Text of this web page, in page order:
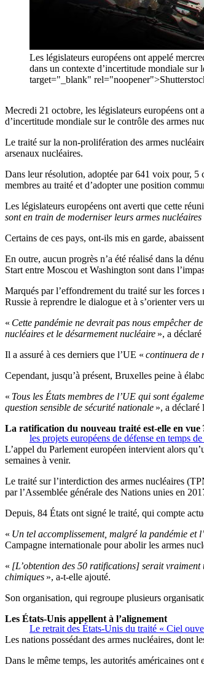
Les législateurs européens ont appelé
dans un contexte d’incertitude mondiale
target="_blank"
Mecredi 21 octobre, les législateurs européens
d’incertitude mondiale sur le contrôle des armes
Le traité sur la non-prolifération des armes
arsenaux nucléaires.
Dans leur résolution, adoptée par 641 voix pour, 5
membres au traité et d’adopter une position
Les législateurs européens ont averti que cette
sont en train de moderniser leurs armes
Certains de ces pays, ont-ils mis en garde,
En outre, aucun progrès n’a été réalisé dans la
Start entre Moscou et Washington sont dans
Marqués par l’effondrement du traité sur les
Russie à reprendre le dialogue et à s’orienter
« Cette pandémie ne devrait pas nous empêcher
nucléaires et le désarmement nucléaire », a
Il a assuré à ces derniers que l’UE « continuera de
Cependant, jusqu’à présent, Bruxelles peine à
« Tous les États membres de l’UE qui sont
question sensible de sécurité nationale », a déclaré
les projets européens de défense en temps
La ratification du nouveau traité est-elle en vue
L’appel du Parlement européen intervient alors
semaines à venir.
Le traité sur l’interdiction des armes nucléaires
par l’Assemblée générale des Nations unies en
Depuis, 84 États ont signé le traité, qui compte
« Un tel accomplissement, malgré la pandémie et
Campagne internationale pour abolir les armes
« [L’obtention des 50 ratifications] serait
chimiques », a-t-elle ajouté.
Son organisation, qui regroupe plusieurs
Le retrait des États-Unis du traité « Ciel
Les États-Unis appellent à l’alignement
Les nations possédant des armes nucléaires, dont
Dans le même temps, les autorités américaines